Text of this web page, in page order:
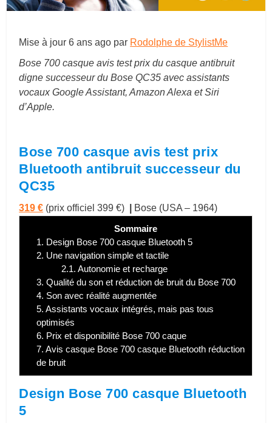
Mise à jour6 ans ago par Rodolphe de StylistMe
Bose 700 casque avis test prix du casque antibruit
digne successeur du Bose QC35 avec assistants
vocaux Google Assistant, Amazon Alexa et Siri
d’Apple.
Bose 700 casque avis test prix
Bluetooth antibruit successeur du
QC35
319 € (prix officiel 399 €)
Bose (USA – 1964)
Sommaire
1. Design Bose 700 casque Bluetooth 5
2. Une navigation simple et tactile
2.1. Autonomie et recharge
3. Qualité du son et réduction de bruit du Bose 700
4. Son avec réalité augmentée
5. Assistants vocaux intégrés, mais pas tous
optimisés
6. Prix et disponibilité Bose 700 caque
7. Avis casque Bose 700 casque Bluetooth réduction
de bruit
Design Bose 700 casque Bluetooth
5